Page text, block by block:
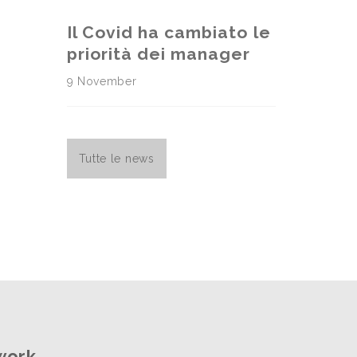
Il Covid ha cambiato le
priorità dei manager
9 November
Tutte le news